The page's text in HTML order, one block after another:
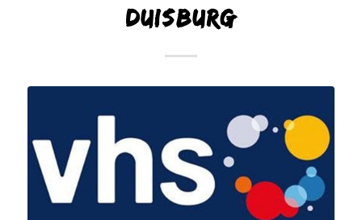
Duisburg